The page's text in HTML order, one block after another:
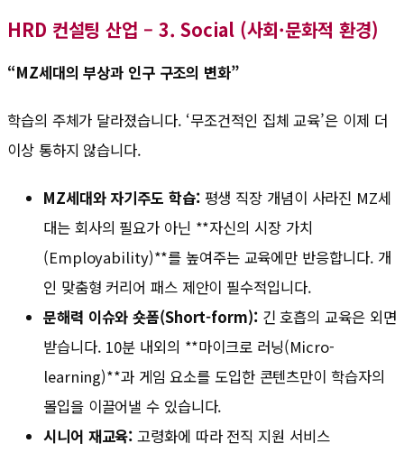
HRD 컨설팅 산업 – 3. Social (사회·문화적 환경)
“MZ세대의 부상과 인구 구조의 변화”
학습의 주체가 달라졌습니다. ‘무조건적인 집체 교육’은 이제 더
이상 통하지 않습니다.
MZ세대와 자기주도 학습:평생 직장 개념이 사라진 MZ세
대는 회사의 필요가 아닌 **자신의 시장 가치
(Employability)**를 높여주는 교육에만 반응합니다. 개
인 맞춤형 커리어 패스 제안이 필수적입니다.
문해력 이슈와 숏폼(Short-form):긴 호흡의 교육은 외면
받습니다. 10분 내외의 **마이크로 러닝(Micro-
learning)**과 게임 요소를 도입한 콘텐츠만이 학습자의
몰입을 이끌어낼 수 있습니다.
시니어 재교육: 고령화에 따라 전직 지원 서비스